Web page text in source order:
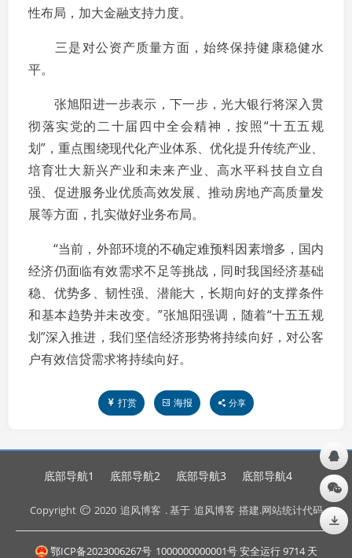
性布局，加大金融支持力度。
三是对公资产质量方面，始终保持健康稳健水
平。
张旭阳进一步表示，下一步，光大银行将深入贯
彻落实党的二十届四中全会精神，按照“十五五规
划”，重点围绕现代化产业体系、优化提升传统产业、
培育壮大新兴产业和未来产业、高水平科技自立自
强、促进服务业优质高效发展、推动房地产高质量发
展等方面，扎实做好业务布局。
“当前，外部环境的不确定难预料因素增多，国内
经济仍面临有效需求不足等挑战，同时我国经济基础
稳、优势多、韧性强、潜能大，长期向好的支撑条件
和基本趋势并未改变。”张旭阳强调，随着“十五五规
划”深入推进，我们坚信经济形势将持续向好，对公客
户有效信贷需求将持续向好。
打赏 海报 分享
底部导航1 底部导航2 底部导航3 底部导航4
Copyright 2020 追风博客 . 基于 追风博客 搭建.网站统计代码
鄂ICP备2023006267号 1000000000001号 安全运行9714 天